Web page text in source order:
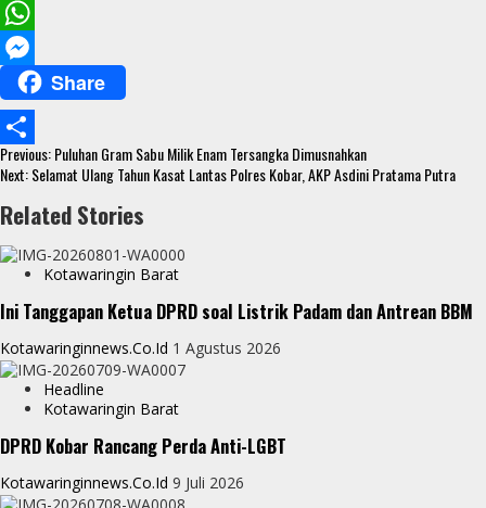
a
c
b
o
o
k
T
w
t
t
e
r
W
a
t
s
A
p
e
s
s
e
n
e
r
Share
S
a
r
e
Continue
Reading
Previous:Puluhan Gram Sabu Milik Enam Tersangka Dimusnahkan
Next:Selamat Ulang Tahun Kasat Lantas Polres Kobar, AKP Asdini Pratama Putra
Related Stories
Kotawaringin Barat
Ini Tanggapan Ketua DPRD soal Listrik Padam dan Antrean BBM
Kotawaringinnews.co.id 1 Agustus 2026
Headline
Kotawaringin Barat
DPRD Kobar Rancang Perda Anti-LGBT
Kotawaringinnews.co.id 9 Juli 2026